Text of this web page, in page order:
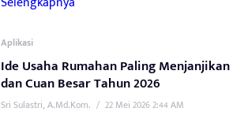
Aplikasi
Ide Usaha Rumahan Paling Menjanjikan
dan Cuan Besar Tahun 2026
Sri Sulastri, A.Md.Kom. / 22 Mei 2026 2:44 AM